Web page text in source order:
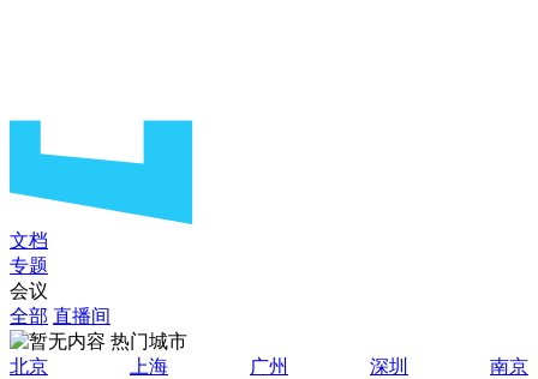
文档
专题
会议
全部 直播间
热门城市
北京
上海 广州 深圳
南京